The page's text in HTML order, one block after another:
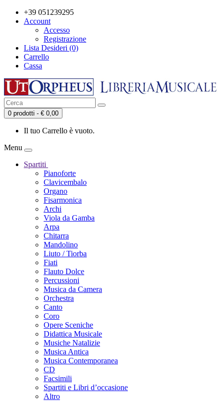
+39 051239295
Account
Accesso
Registrazione
Lista Desideri (0)
Carrello
Cassa
0 prodotti - € 0,00
Il tuo Carrello è vuoto.
Menu
Spartiti
Pianoforte
Clavicembalo
Organo
Fisarmonica
Archi
Viola da Gamba
Arpa
Chitarra
Mandolino
Liuto / Tiorba
Fiati
Flauto Dolce
Percussioni
Musica da Camera
Orchestra
Canto
Coro
Opere Sceniche
Didattica Musicale
Musiche Natalizie
Musica Antica
Musica Contemporanea
CD
Facsimili
Spartiti e Libri d’occasione
Altro